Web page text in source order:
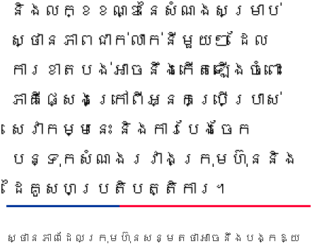
និងលក្ខខណ្ឌនៃសំណងសម្រាប់
ស្ថានភាពជាក់លាក់នីមួយៗ ដែល
ការខាតបង់អាចនឹងកើតឡើងចំពោះ
ភាគីផ្សេងក្រៅពីអ្នកប្រើប្រាស់
សេវាកម្មនេះ និងការបែងចែក
បន្ទុកសំណងរវាងក្រុមហ៊ុននិង
ដៃគូសហប្រតិបត្តិការ។
ស្ថានភាព​ដែល​ក្រុមហ៊ុន​សន្មតថា​អាច​នឹង​បង្ក​ឱ្យ​